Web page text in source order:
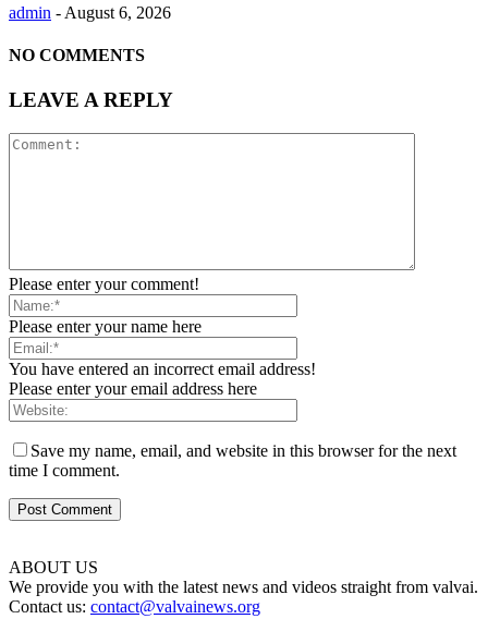
admin - August 6, 2026
NO COMMENTS
LEAVE A REPLY
Please enter your comment!
Please enter your name here
You have entered an incorrect email address!
Please enter your email address here
Save my name, email, and website in this browser for the next
time I comment.
ABOUT US
We provide you with the latest news and videos straight from valvai.
Contact us: contact@valvainews.org